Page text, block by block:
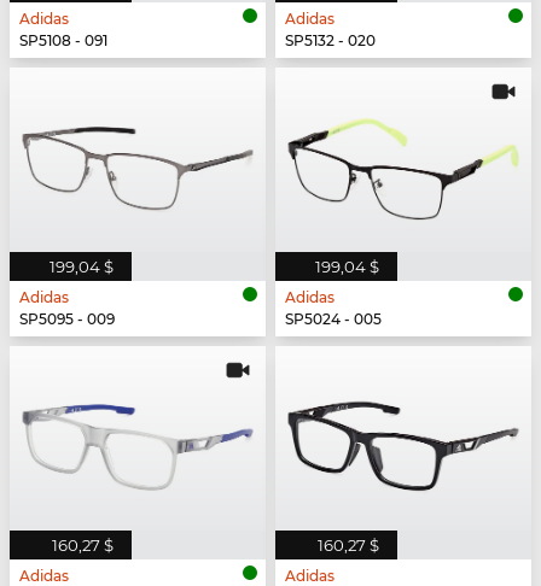
Adidas
SP5108 - 091
Adidas
SP5132 - 020
199,04 $
Adidas
SP5095 - 009
199,04 $
Adidas
SP5024 - 005
160,27 $
Adidas
160,27 $
Adidas